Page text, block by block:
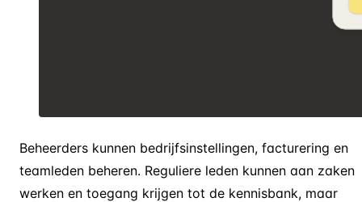
Beheerders kunnen bedrijfsinstellingen, facturering en
teamleden beheren. Reguliere leden kunnen aan zaken
werken en toegang krijgen tot de kennisbank, maar